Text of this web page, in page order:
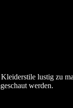
lustig zu
werden.